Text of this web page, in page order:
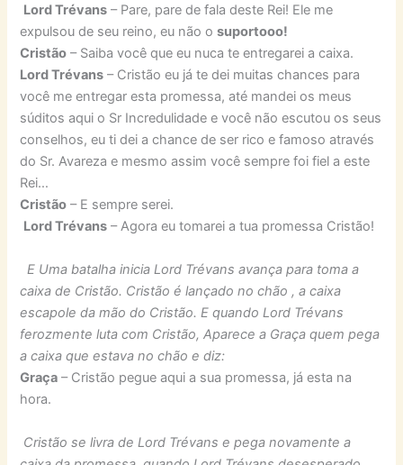
Lord Trévans – Pare, pare de fala deste Rei! Ele me
expulsou de seu reino, eu não osuportooo!
Cristão – Saiba você que eu nuca te entregarei a caixa.
Lord Trévans – Cristão eu já te dei muitas chances para
você me entregar esta promessa, até mandei os meus
súditos aqui o Sr Incredulidade e você não escutou os seus
conselhos, eu ti dei a chance de ser rico e famoso através
do Sr. Avareza e mesmo assim você sempre foi fiel a este
Rei…
Cristão – E sempre serei.
Lord Trévans – Agora eu tomarei a tua promessa Cristão!
E Uma batalha inicia Lord Trévans avança para toma a
caixa de Cristão. Cristão é lançado no chão , a caixa
escapole da mão do Cristão. E quando Lord Trévans
ferozmente luta com Cristão, Aparece a Graça quem pega
a caixa que estava no chão e diz:
Graça – Cristão pegue aqui a sua promessa, já esta na
hora.
Cristão se livra de Lord Trévans e pega novamente a